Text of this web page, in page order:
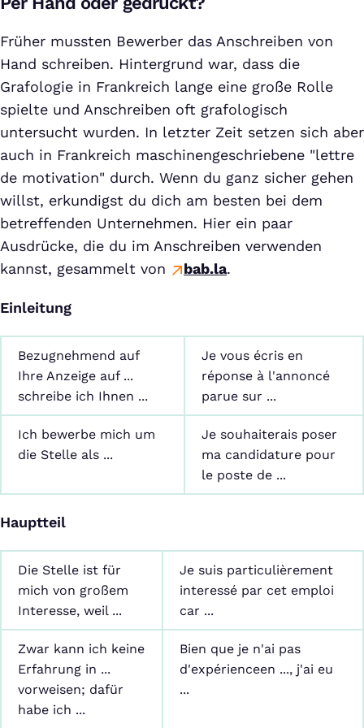
Früher mussten Bewerber das Anschreiben von
Hand schreiben. Hintergrund war, dass die
Grafologie in Frankreich lange eine große Rolle
spielte und Anschreiben oft grafologisch
untersucht wurden. In letzter Zeit setzen sich aber
auch in Frankreich maschinengeschriebene "lettre
de motivation" durch. Wenn du ganz sicher gehen
willst, erkundigst du dich am besten bei dem
betreffenden Unternehmen. Hier ein paar
Ausdrücke, die du im Anschreiben verwenden
kannst, gesammelt von
bab.la.
Einleitung
Bezugnehmend auf
Ihre Anzeige auf ...
schreibe ich Ihnen ...
Je vous écris en
réponse à l'annoncé
parue sur ...
Ich bewerbe mich um
die Stelle als ...
Je souhaiterais poser
ma candidature pour
le poste de ...
Hauptteil
Die Stelle ist für
mich von großem
Interesse, weil ...
Je suis particulièrement
interessé par cet emploi
car ...
Zwar kann ich keine
Erfahrung in ...
vorweisen; dafür
habe ich ...
Bien que je n'ai pas
d'expérienceen ..., j'ai eu
...